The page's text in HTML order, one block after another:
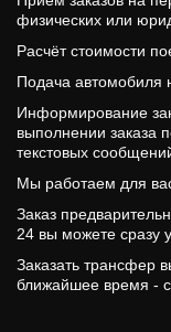
физических или
Расчёт стоимости
Подача автомобиля
Информирование
выполнении заказа
текстовых
Мы работаем для
Заказ
24 вы можете сразу
Заказать трансфер
ближайшее время -